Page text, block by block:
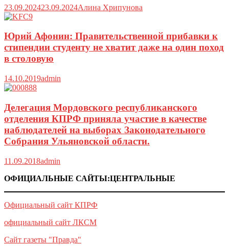
23.09.202423.09.2024Алина Хрипунова
Юрий Афонин: Правительственной прибавки к
стипендии студенту не хватит даже на один поход
в столовую
14.10.2019admin
Делегация Мордовского республиканского
отделения КПРФ приняла участие в качестве
наблюдателей на выборах Законодательного
Собрания Ульяновской области.
11.09.2018admin
ОФИЦИАЛЬНЫЕ САЙТЫ:ЦЕНТРАЛЬНЫЕ
Официальный сайт КПРФ
официальный сайт ЛКСМ
Сайт газеты "Правда"